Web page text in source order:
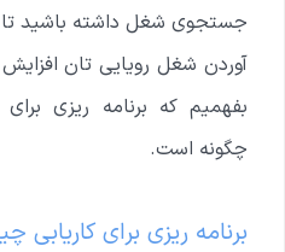
جستجوی شغل داشته باشید
آوردن شغل رویایی تان افزایش
بفهمیم که برنامه ریزی
چگونه است.
برنامه ریزی برای